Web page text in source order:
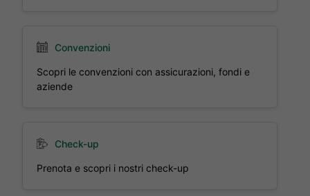
Convenzioni
Scopri le convenzioni con assicurazioni, fondi e
aziende
Check-up
Prenota e scopri i nostri check-up